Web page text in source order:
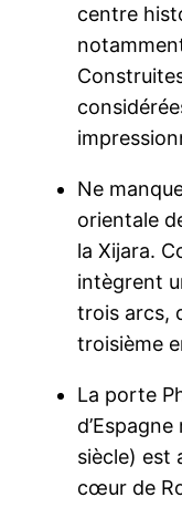
centre
Ne
orientale
la Xijara.
intègrent
trois arcs,
troisième
La porte
siècle) est
cœur de